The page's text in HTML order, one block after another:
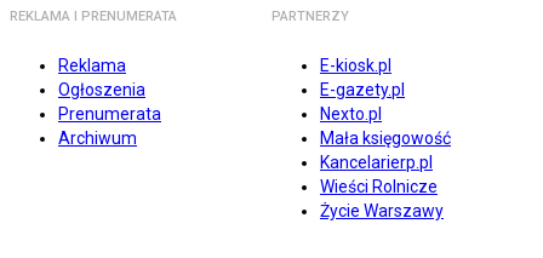
REKLAMA I PRENUMERATA
Reklama
Ogłoszenia
Prenumerata
Archiwum
PARTNERZY
E-kiosk.pl
E-gazety.pl
Nexto.pl
Mała księgowość
Kancelarierp.pl
Wieści Rolnicze
Życie Warszawy